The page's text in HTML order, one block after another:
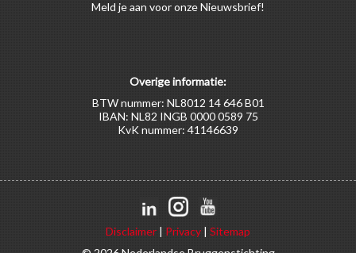
Meld je aan voor onze Nieuwsbrief!
Overige informatie:
BTW nummer: NL8012 14 646 B01
IBAN: NL82 INGB 0000 0589 75
KvK nummer: 41146639
Disclaimer | Privacy | Sitemap